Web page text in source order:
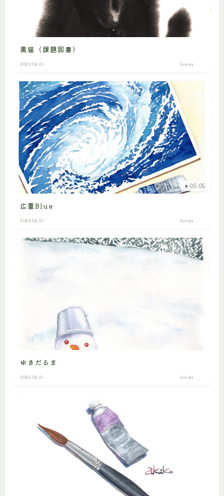
黒猫（課題図書）
2023.04.21 books
05:05
広重Blue
2023.04.21 books
ゆきだるま
2023.04.21 books